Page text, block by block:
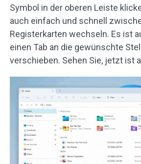
Symbol in der oberen Leiste
auch einfach und schnell
Registerkarten wechseln. Es ist
einen Tab an die gewünschte
verschieben. Sehen Sie, jetzt ist